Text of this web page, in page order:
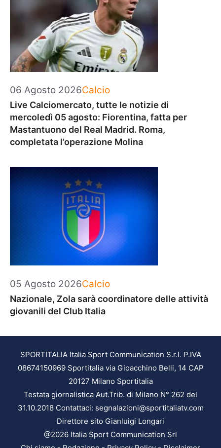
06 Agosto 2026Categorie
Calcio
Live Calciomercato, tutte le notizie di
mercoledì 05 agosto: Fiorentina, fatta per
Mastantuono del Real Madrid. Roma,
completata l’operazione Molina
05 Agosto 2026Categorie
Calcio
Nazionale, Zola sarà coordinatore delle attività
giovanili del Club Italia
SPORTITALIA Italia Sport Communication S.r.l. P.IVA
08674150969 Sportitalia via Gioacchino Belli, 14 CAP
20127 Milano Sportitalia
Testata giornalistica Aut.Trib. di Milano N° 262 del
31.10.2018 Contattaci: segnalazioni@sportitaliatv.com
Direttore sito Gianluigi Longari
@2026 Italia Sport Communication Srl